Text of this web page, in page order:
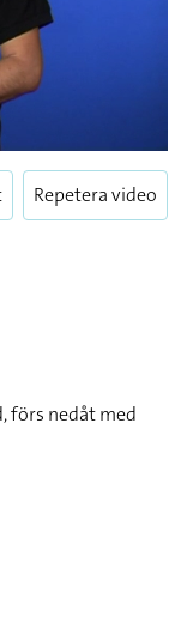
Repetera video
förs nedåt med